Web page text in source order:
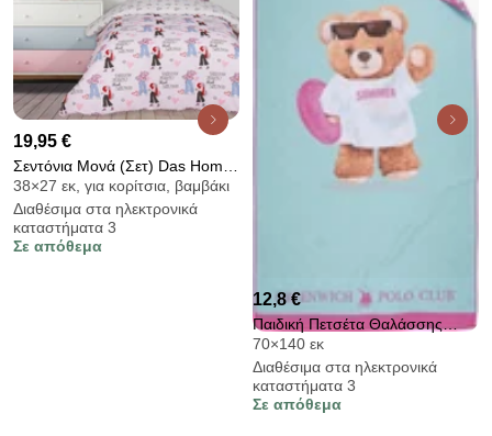
19,95 €
Σεντόνια Μονά (Σετ) Das Home
Kids 4940
38×27 εκ, για κορίτσια, βαμβάκι
Διαθέσιμα στα ηλεκτρονικά
καταστήματα 3
Σε απόθεμα
12,8 €
Παιδική Πετσέτα Θαλάσσης
Microfiber 2 Όψεων (70x140)
Greenwich Polo Club Junior
5223
70×140 εκ
Διαθέσιμα στα ηλεκτρονικά
καταστήματα 3
Σε απόθεμα